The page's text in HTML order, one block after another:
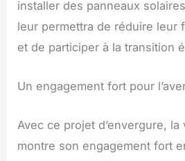
installer des panneaux
leur permettra de réduire leur
et de participer à la transition
Un engagement fort pour
Avec ce projet d’envergure, la
montre son engagement fort